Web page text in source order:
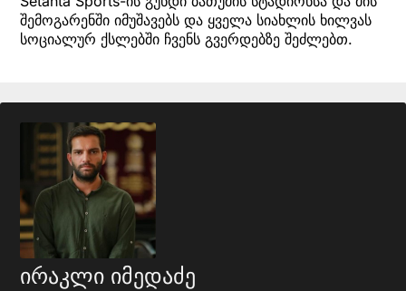
შემოგარენში იმუშავებს და ყველა სიახლის ხილვას
სოციალურ ქსლებში ჩვენს გვერდებზე შეძლებთ.
ირაკლი იმედაძე